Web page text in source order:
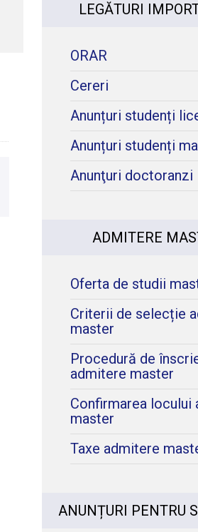
LEGĂTURI
ORAR
Cereri
Anunțuri studenți
Anunțuri studenți
Anunţuri doctoranzi
ADMITERE
Oferta de studii
Criterii de selecție
master
Procedură de
admitere master
Confirmarea locului
master
Taxe admitere
ANUNȚURI PENTRU